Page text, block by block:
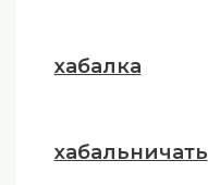
хабалка
хабальничать